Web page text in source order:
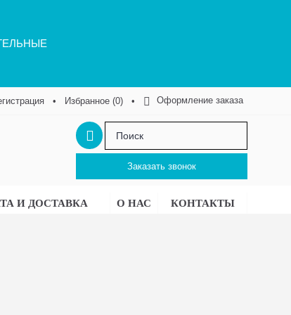
• Избранное (0) • Оформление заказа
Заказать звонок
И ДОСТАВКА О НАС КОНТАКТЫ